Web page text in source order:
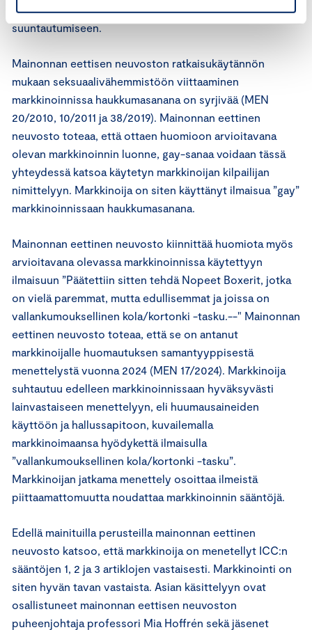
syrjintää, joka perustuu esimerkiksi seksuaaliseen
suuntautumiseen.
Mainonnan eettisen neuvoston ratkaisukäytännön
mukaan seksuaalivähemmistöön viittaaminen
markkinoinnissa haukkumasanana on syrjivää (MEN
20/2010, 10/2011 ja 38/2019). Mainonnan eettinen
neuvosto toteaa, että ottaen huomioon arvioitavana
olevan markkinoinnin luonne, gay-sanaa voidaan tässä
yhteydessä katsoa käytetyn markkinoijan kilpailijan
nimittelyyn. Markkinoija on siten käyttänyt ilmaisua ”gay”
markkinoinnissaan haukkumasanana.
Mainonnan eettinen neuvosto kiinnittää huomiota myös
arvioitavana olevassa markkinoinnissa käytettyyn
ilmaisuun ”Päätettiin sitten tehdä Nopeet Boxerit, jotka
on vielä paremmat, mutta edullisemmat ja joissa on
vallankumouksellinen kola/kortonki -tasku.--" Mainonnan
eettinen neuvosto toteaa, että se on antanut
markkinoijalle huomautuksen samantyyppisestä
menettelystä vuonna 2024 (MEN 17/2024). Markkinoija
suhtautuu edelleen markkinoinnissaan hyväksyvästi
lainvastaiseen menettelyyn, eli huumausaineiden
käyttöön ja hallussapitoon, kuvailemalla
markkinoimaansa hyödykettä ilmaisulla
”vallankumouksellinen kola/kortonki -tasku”.
Markkinoijan jatkama menettely osoittaa ilmeistä
piittaamattomuutta noudattaa markkinoinnin sääntöjä.
Edellä mainituilla perusteilla mainonnan eettinen
neuvosto katsoo, että markkinoija on menetellyt ICC:n
sääntöjen 1, 2 ja 3 artiklojen vastaisesti. Markkinointi on
siten hyvän tavan vastaista. Asian käsittelyyn ovat
osallistuneet mainonnan eettisen neuvoston
puheenjohtaja professori Mia Hoffrén sekä jäsenet